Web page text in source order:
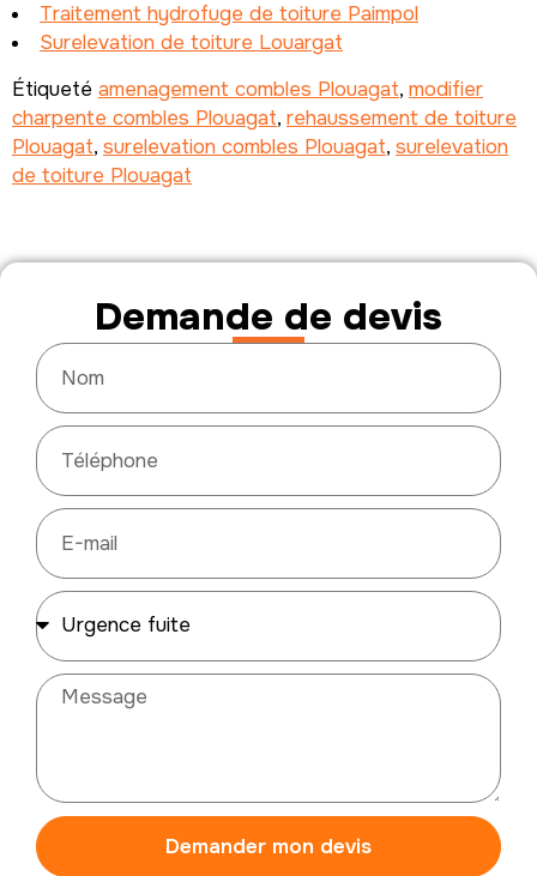
Traitement hydrofuge de toiture Paimpol
Surelevation de toiture Louargat
Étiqueté amenagement combles Plouagat, modifier
charpente combles Plouagat, rehaussement de toiture
Plouagat, surelevation combles Plouagat, surelevation
de toiture Plouagat
Demande de devis
Demander mon devis